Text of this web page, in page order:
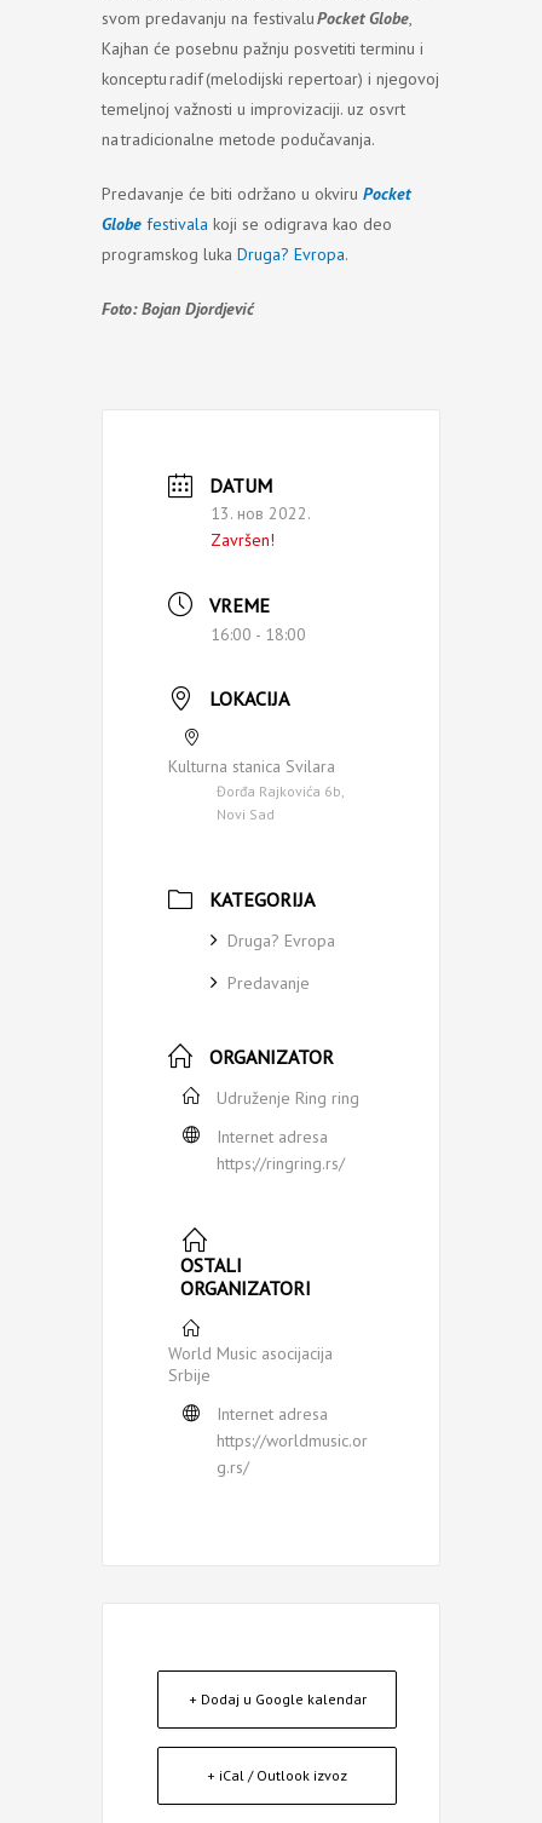
svom predavanju na festivaluPocket Globe
Kajhan će posebnu pažnju posvetiti terminu i
konceptu radif (melodijski repertoar) i njegovoj
temeljnoj važnosti u improvizaciji. uz osvrt
na tradicionalne metode podučavanja.
Predavanje će biti održano u okviru Pocket
Globe festivala koji se odigrava kao deo
programskog luka Druga? Evropa.
Foto: Bojan Djordjević
DATUM
13. нов 2022.
Završen!
VREME
16:00 - 18:00
LOKACIJA
Kulturna stanica Svilara
Đorđa Rajkovića 6b,
Novi Sad
KATEGORIJA
Druga? Evropa
Predavanje
ORGANIZATOR
Udruženje Ring ring
Internet adresa
https://ringring.rs/
OSTALI
ORGANIZATORI
World Music asocijacija
Srbije
Internet adresa
https://worldmusic.or
g.rs/
+ Dodaj u Google kalendar
+ iCal / Outlook izvoz